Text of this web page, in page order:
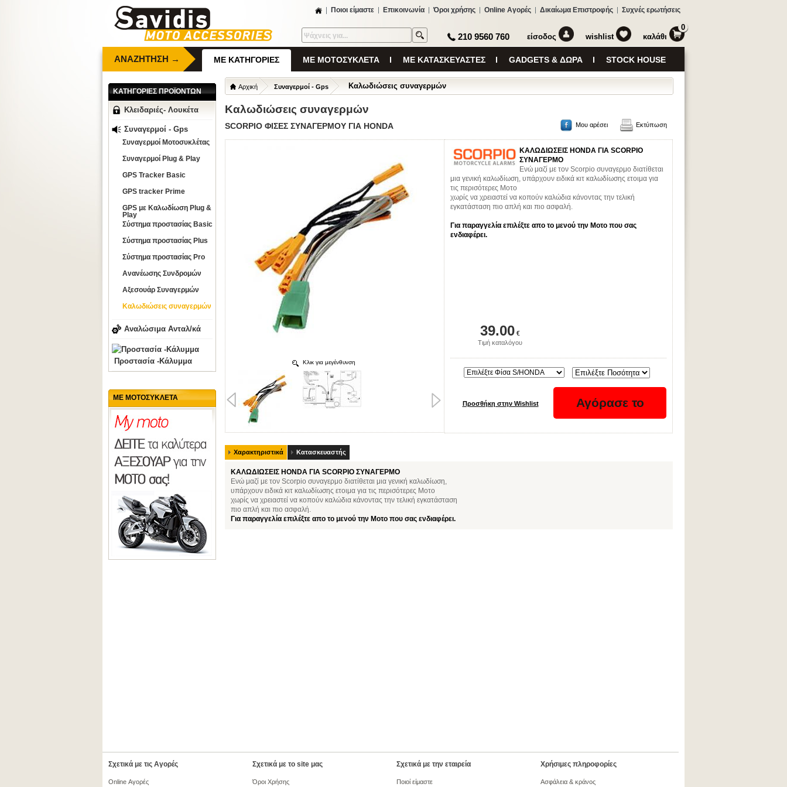
Ποιοι είμαστε Επικοινωνία Όροι χρήσης Online Αγορές Δικαίωμα Επιστροφής Συχνές ερωτήσεις
καλάθι
0
wishlist
είσοδος
210 9560 760
ΑΝΑΖΗΤΗΣΗ → ΜΕ ΚΑΤΗΓΟΡΙΕΣ ΜΕ ΜΟΤΟΣΥΚΛΕΤΑ ΜΕ ΚΑΤΑΣΚΕΥΑΣΤΕΣ GADGETS & ΔΩΡΑ STOCK HOUSE
Αρχική Συναγερμοί - Gps Καλωδιώσεις συναγερμών
Καλωδιώσεις συναγερμών
SCORPIO ΦΙΣΕΣ ΣΥΝΑΓΕΡΜΟΥ ΓΙΑ HONDA Μου αρέσει Εκτύπωση
Κλικ για μεγένθυνση
ΚΑΛΩΔΙΩΣΕΙΣ HONDA ΓΙΑ SCORPIO
ΣΥΝΑΓΕΡΜΟ
Ενώ μαζί με τον Scorpio συναγερμο διατίθεται
μια γενική καλωδίωση, υπάρχουν ειδικά κιτ καλωδίωσης ετοιμα για
τις περισότερες Μοτο
χωρίς να χρειαστεί να κοπούν καλώδια κάνοντας την τελική
εγκατάσταση πιο απλή και πιο ασφαλή.
Για παραγγελία επιλέξτε απο το μενού την Μοτο που σας
ενδιαφέρει.
39.00 €
Τιμή καταλόγου
Χαρακτηριστικά Κατασκευαστής
ΚΑΛΩΔΙΩΣΕΙΣ HONDA ΓΙΑ SCORPIO ΣΥΝΑΓΕΡΜΟ
Ενώ μαζί με τον Scorpio συναγερμο διατίθεται μια γενική καλωδίωση,
υπάρχουν ειδικά κιτ καλωδίωσης ετοιμα για τις περισότερες Μοτο
χωρίς να χρειαστεί να κοπούν καλώδια κάνοντας την τελική εγκατάσταση
πιο απλή και πιο ασφαλή.
Για παραγγελία επιλέξτε απο το μενού την Μοτο που σας ενδιαφέρει.
ΚΑΤΗΓΟΡΙΕΣ ΠΡΟΪΟΝΤΩΝ
Κλειδαριές- Λουκέτα
Συναγερμοί - Gps
Συναγερμοί Μοτοσυκλέτας
Συναγερμοί Plug & Play
GPS Tracker Basic
GPS tracker Prime
GPS με Καλωδίωση Plug &
Play
Σύστημα προστασίας Basic
Σύστημα προστασίας Plus
Σύστημα προστασίας Pro
Ανανέωσης Συνδρομών
Αξεσουάρ Συναγερμών
Καλωδιώσεις συναγερμών
Αναλώσιμα Ανταλ/κά
Προστασία -Κάλυμμα
ΜΕ ΜΟΤΟΣΥΚΛΕΤΑ
Σχετικά με τις Αγορές
Online Αγορές
Σχετικά με το site μας
Όροι Χρήσης
Σχετικά με την εταιρεία
Ποιοί είμαστε
Χρήσιμες πληροφορίες
Ασφάλεια & κράνος